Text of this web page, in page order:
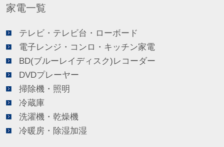
家電一覧
テレビ・テレビ台・ローボード
電子レンジ・コンロ・キッチン家電
BD(ブルーレイディスク)レコーダー
DVDプレーヤー
掃除機・照明
冷蔵庫
洗濯機・乾燥機
冷暖房・除湿加湿